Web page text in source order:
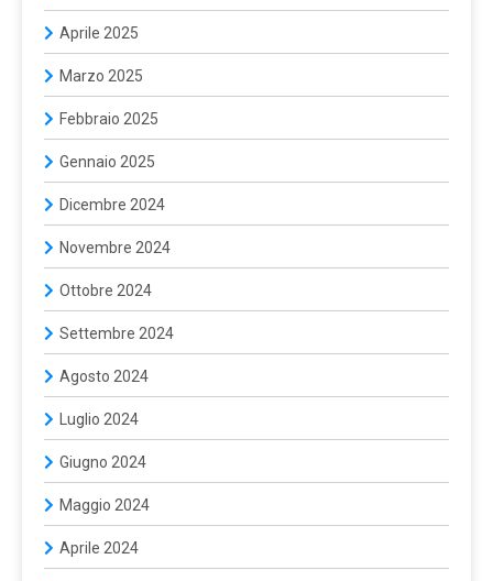
Aprile 2025
Marzo 2025
Febbraio 2025
Gennaio 2025
Dicembre 2024
Novembre 2024
Ottobre 2024
Settembre 2024
Agosto 2024
Luglio 2024
Giugno 2024
Maggio 2024
Aprile 2024